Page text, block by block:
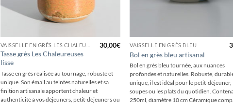
Tasse grès Les Chaleureuses
lisse
30,00€
Tasse en grès réalisée au tournage, robuste et
unique. Son émail au teintes naturelles et sa
finition artisanale apportent chaleur et
authenticité à vos déjeuners, petit-déjeuners ou
VAISSELLE EN GRÈS BLEU
Bol en grès bleu artisanal
Bol en grès bleu tournée, aux nuances
profondes et naturelles. Robuste,
unique, il est idéal pour le petit-déjeuner,
soupes ou les plats du quotidien.
250ml, diamètre 10 cm Céramique